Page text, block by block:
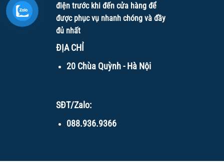
điện trước khi đến cửa hàng để
được phục vụ nhanh chóng và đầy
đủ nhất
ĐỊA CHỈ
20 Chùa Quỳnh - Hà Nội
SĐT/Zalo:
088.936.9366